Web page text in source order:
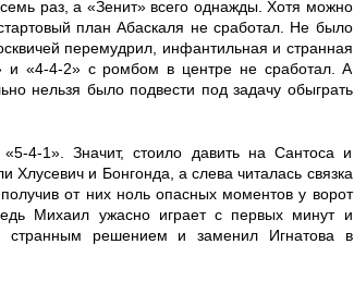
раз, а «Зенит» всего однажды. Хотя можно
план Абаскаля не сработал. Не было
перемудрил, инфантильная и странная
и «4-4-2» с ромбом в центре не сработал. А
нельзя было подвести под задачу обыграть
4-1». Значит, стоило давить на Сантоса и
и Бонгонда, а слева читалась связка
от них ноль опасных моментов у ворот
Михаил ужасно играет с первых минут и
странным решением и заменил Игнатова в